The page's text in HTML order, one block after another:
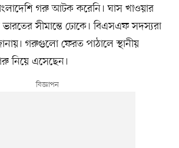
গরু আটক করেনি। ঘাস খাওয়ার
সীমান্তে ঢোকে। বিএসএফ সদস্যরা
গরুগুলো ফেরত পাঠালে স্থানীয়
নিয়ে এসেছেন।